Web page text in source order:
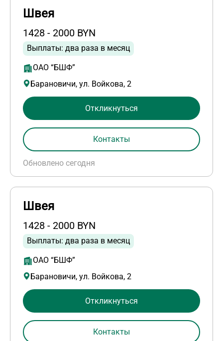
Швея
1428 - 2000 BYN
Выплаты: два раза в месяц
ОАО “БШФ”
Барановичи, ул. Войкова, 2
Обновлено сегодня
Откликнуться
Контакты
Швея
1428 - 2000 BYN
Выплаты: два раза в месяц
ОАО “БШФ”
Барановичи, ул. Войкова, 2
Откликнуться
Контакты